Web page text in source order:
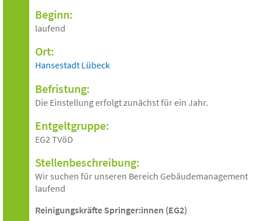
Beginn:
laufend
Ort:
Hansestadt Lübeck
Befristung:
Die Einstellung erfolgt zunächst für ein Jahr.
Entgeltgruppe:
EG2 TVöD
Stellenbeschreibung:
Wir suchen für unseren Bereich Gebäudemanagement
laufend
Reinigungskräfte Springer:innen (EG2)